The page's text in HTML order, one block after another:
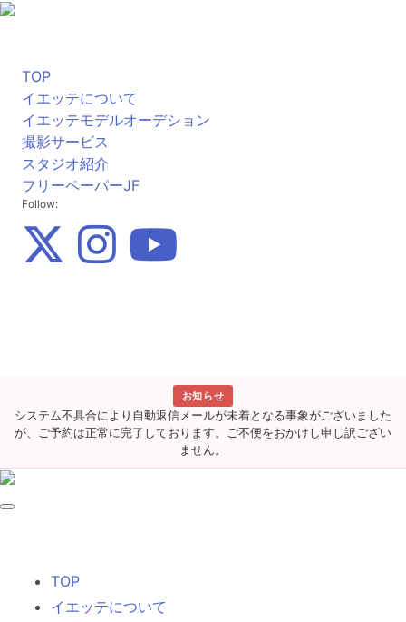
TOP
イエッテについて
イエッテモデルオーデション
撮影サービス
スタジオ紹介
フリーペーパーJF
Follow:
お知らせ
システム不具合により自動返信メールが未着となる事象がございました
が、ご予約は正常に完了しております。ご不便をおかけし申し訳ござい
ません。
TOP
イエッテについて